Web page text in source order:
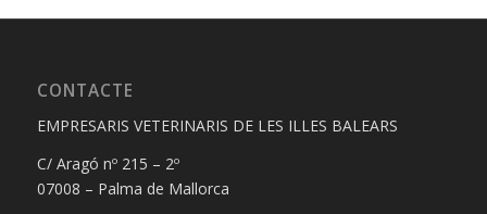
CONTACTE
EMPRESARIS VETERINARIS DE LES ILLES BALEARS
C/ Aragó nº 215 – 2º
07008 – Palma de Mallorca